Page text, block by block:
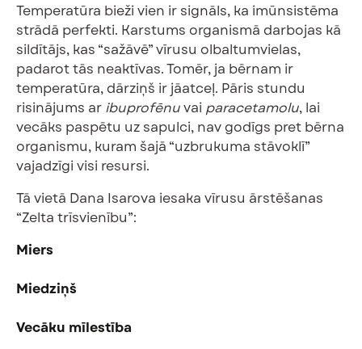
Temperatūra bieži vien ir signāls, ka imūnsistēma
strādā perfekti. Karstums organismā darbojas kā
sildītājs, kas “sažāvē” vīrusu olbaltumvielas,
padarot tās neaktīvas. Tomēr, ja bērnam ir
temperatūra, dārziņš ir jāatceļ. Pāris stundu
risinājums ar ibuprofēnuvai paracetamolu, lai
vecāks paspētu uz sapulci, nav godīgs pret bērna
organismu, kuram šajā “uzbrukuma stāvoklī”
vajadzīgi visi resursi.
Tā vietā Dana Isarova iesaka vīrusu ārstēšanas
“Zelta trīsvienību”:
Miers
Miedziņš
Vecāku mīlestība